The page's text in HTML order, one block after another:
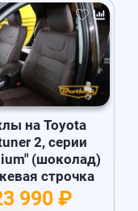
на Toyota
2, серии
(шоколад)
строчка
990 ₽